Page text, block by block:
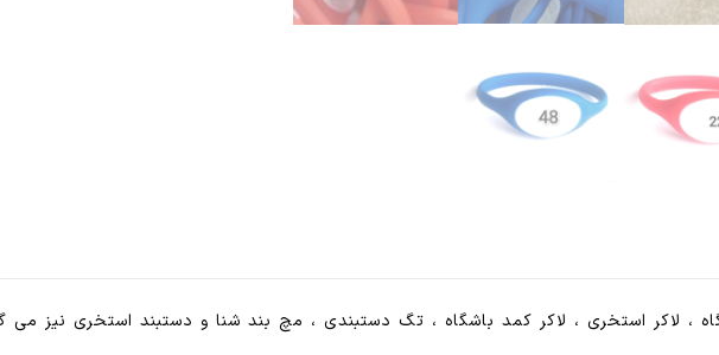
، لاکر استخری ، لاکر کمد باشگاه ، تگ دستبندی ، مچ بند شنا و دستبند استخری نیز